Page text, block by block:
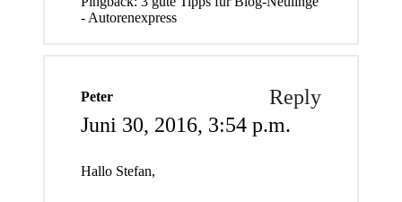
- Autorenexpress
Peter
Reply
Juni 30, 2016, 3:54 p.m.
Hallo Stefan,